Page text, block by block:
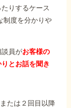
りするケース
制度を分かりや
員がお客様の
とお話を聞き
たは２回目以降